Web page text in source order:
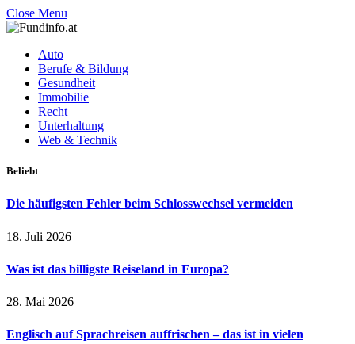
Close Menu
Auto
Berufe & Bildung
Gesundheit
Immobilie
Recht
Unterhaltung
Web & Technik
Beliebt
Die häufigsten Fehler beim Schlosswechsel vermeiden
18. Juli 2026
Was ist das billigste Reiseland in Europa?
28. Mai 2026
Englisch auf Sprachreisen auffrischen – das ist in vielen